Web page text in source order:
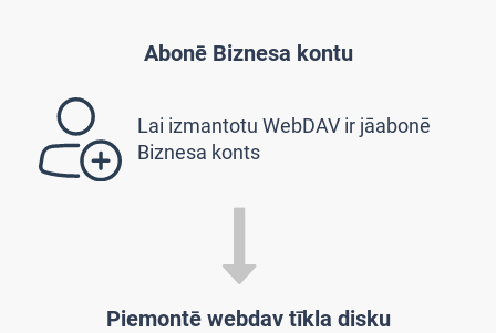
Abonē Biznesa kontu
Lai izmantotu WebDAV ir jāabonē
Biznesa konts
Piemontē webdav tīkla disku